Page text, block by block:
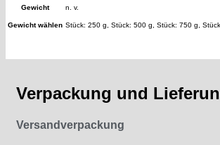
Gewicht n. v.
Gewicht wählen Stück: 250 g, Stück: 500 g, Stück: 750 g,
Verpackung und
Versandverpackung